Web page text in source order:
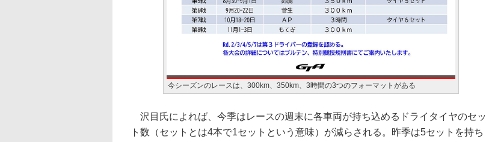
今シーズンのレースは、300km、350km、3時間の3つのフォーマットがある
沢目氏によれば、今季はレースの週末に各車両が持ち込めるドライタイヤのセッ
ト数（セットとは4本で1セットという意味）が減らされる。昨季は5セットを持ち